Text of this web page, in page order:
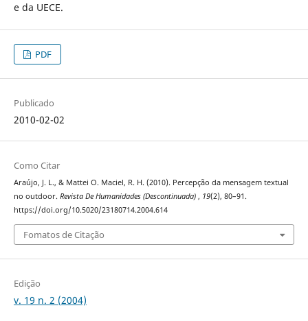
e da UECE.
PDF
Publicado
2010-02-02
Como Citar
Araújo, J. L., & Mattei O. Maciel, R. H. (2010). Percepção da mensagem textual
no outdoor. Revista De Humanidades (Descontinuada) , 19(2), 80–91.
https://doi.org/10.5020/23180714.2004.614
Fomatos de Citação
Edição
v. 19 n. 2 (2004)